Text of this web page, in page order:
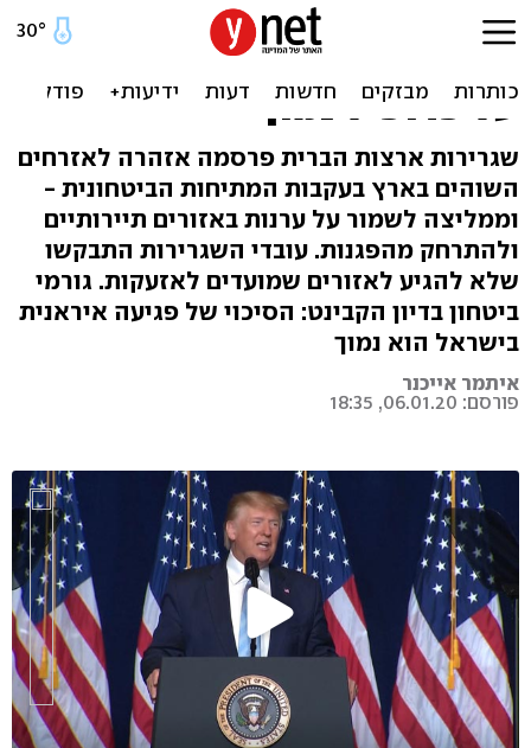
ארה"ב מזהירה את אזרחיה
בישראל מפני רקטות: "לשמור
על פרופיל נמוך"
שגרירות ארצות הברית פרסמה אזהרה לאזרחים
השוהים בארץ בעקבות המתיחות הביטחונית -
וממליצה לשמור על ערנות באזורים תיירותיים
ולהתרחק מהפגנות. עובדי השגרירות התבקשו
שלא להגיע לאזורים שמועדים לאזעקות. גורמי
ביטחון בדיון הקבינט: הסיכוי של פגיעה איראנית
בישראל הוא נמוך
איתמר אייכנר
פורסם: 06.01.20, 18:35